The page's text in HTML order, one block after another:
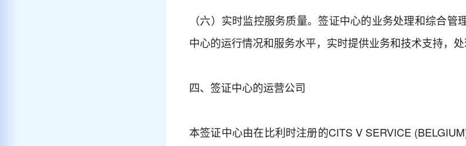
（六）实时监控服务质量。签证中心的业务处理和综合
中心的运行情况和服务水平，实时提供业务和技术支持，处
四、签证中心的运营公司
本签证中心由在比利时注册的CITS V SERVICE